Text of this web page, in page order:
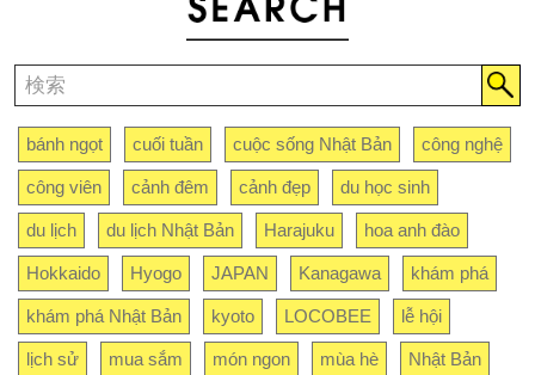
bánh ngọt cuối tuần cuộc sống Nhật Bản công nghệ
công viên cảnh đêm cảnh đẹp du học sinh
du lịch du lịch Nhật Bản Harajuku hoa anh đào
Hokkaido Hyogo JAPAN Kanagawa khám phá
khám phá Nhật Bản kyoto LOCOBEE lễ hội
lịch sử mua sắm món ngon mùa hè Nhật Bản